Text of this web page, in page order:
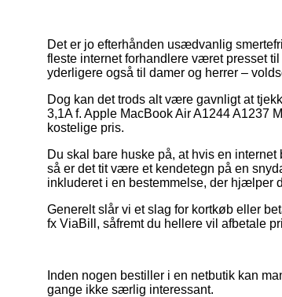
Det er jo efterhånden usædvanlig
fleste internet forhandlere været presset
yderligere også til damer og herrer –
Dog kan det trods alt være gavnligt at
3,1A f. Apple MacBook Air A1244 A1237
kostelige pris.
Du skal bare huske på, at hvis en
så er det tit være et kendetegn på en
inkluderet i en bestemmelse, der hjælper
Generelt slår vi et slag for kortkøb eller
fx ViaBill, såfremt du hellere vil afbetale
Inden nogen bestiller i en netbutik kan
gange ikke særlig interessant.